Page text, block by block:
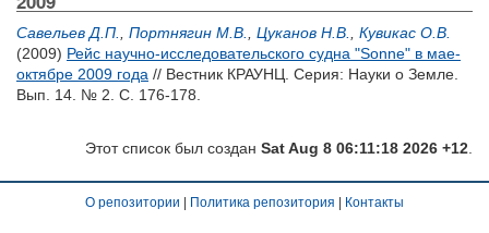
Савельев Д.П. Портнягин М.В. Цуканов Н.В.
Кувикас О.В.
(2009) Рейс научно-исследовательского судна "Sonne" в мае-
октябре 2009 года // Вестник КРАУНЦ. Серия: Науки о Земле.
Вып. 14. № 2. С. 176-178.
Этот список был создан Sat Aug 8 06:11:18 2026 +12
О репозитории Политика репозитория Контакты